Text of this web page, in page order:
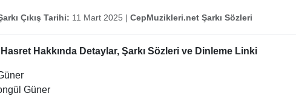
Çıkış Tarihi: 11 Mart 2025 | CepMuzikleri.net Şarkı Sözleri
Hakkında Detaylar, Şarkı Sözleri ve Dinleme Linki
Güner